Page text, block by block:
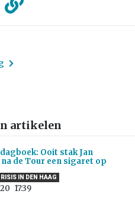
artikelen
Ooit stak Jan
na de Tour een sigaret op
IN DEN HAAG
17:39